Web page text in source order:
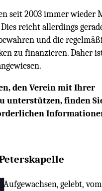
seit 2003 immer wieder
reicht allerdings
und die
zu finanzieren. Daher
den Verein mit Ihrer
unterstützen, finden
Aufgewachsen, gelebt, vom